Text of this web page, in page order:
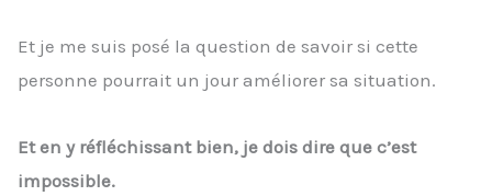
Et je me suis posé la question de savoir si cette
personne pourrait un jour améliorer sa situation.
Et en y réfléchissant bien, je dois dire que c’est
impossible.